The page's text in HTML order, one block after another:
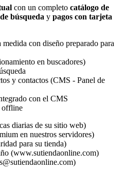
con un completo catálogo de
búsqueda y pagos con tarjeta
con diseño preparado para
en buscadores)
y contactos (CMS - Panel de
con el CMS
offline
diarias de su sitio web)
en nuestros servidores)
para su tienda)
(www.sutiendaonline.com)